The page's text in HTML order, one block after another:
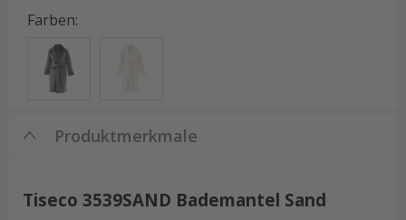
Farben:
Produktmerkmale
Tiseco 3539SAND Bademantel Sand